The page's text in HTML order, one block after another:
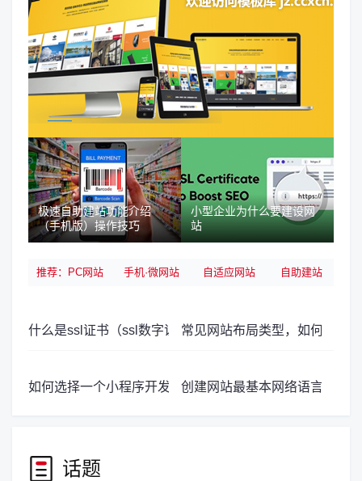
传诚信快速模板建站上线，欢迎访问
小型企业为什么要建设网
站
极速自助建站功能介绍
（手机版）操作技巧
推荐：PC网站 手机·微网站 自适应网站 自助建站
什么是ssl证书（ssl数字证书）常见网站布局类型，如何为您
如何选择一个小程序开发公司？创建网站最基本网络语言/工具
话题